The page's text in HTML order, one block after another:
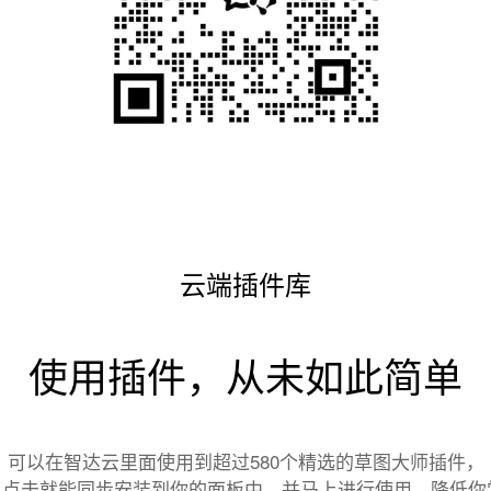
云端插件库
使用插件，从未如此简单
可以在智达云里面使用到超过580个精选的草图大师插件，